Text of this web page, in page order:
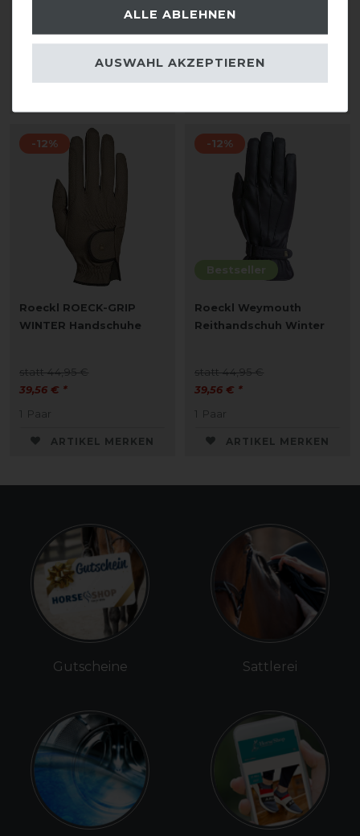
-12%
Roeckl ROECK-GRIP
WINTER Handschuhe
statt 44,95 €
39,56 € *
1 Paar
ARTIKEL MERKEN
Bestseller
-12%
Roeckl Weymouth
Reithandschuh Winter
statt 44,95 €
39,56 € *
1 Paar
ARTIKEL MERKEN
Gutscheine Sattlerei
ALLE ABLEHNEN
AUSWAHL AKZEPTIEREN